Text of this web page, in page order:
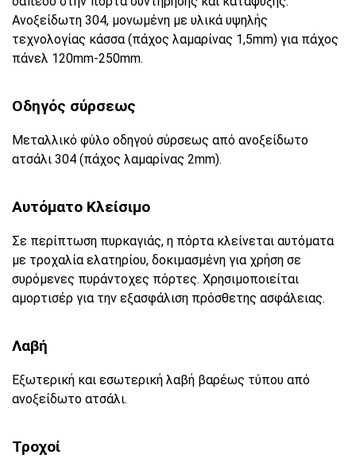
Ανοξείδωτη 304, μονωμένη με υλικά υψηλής
τεχνολογίας κάσσα (πάχος λαμαρίνας 1,5mm) για πάχος
πάνελ 120mm-250mm.
Οδηγός σύρσεως
Μεταλλικό φύλο οδηγού σύρσεως από ανοξείδωτο
ατσάλι 304 (πάχος λαμαρίνας 2mm).
Αυτόματο Κλείσιμο
Σε περίπτωση πυρκαγιάς, η πόρτα κλείνεται αυτόματα
με τροχαλία ελατηρίου, δοκιμασμένη για χρήση σε
συρόμενες πυράντοχες πόρτες. Χρησιμοποιείται
αμορτισέρ για την εξασφάλιση πρόσθετης ασφάλειας.
Λαβή
Εξωτερική και εσωτερική λαβή βαρέως τύπου από
ανοξείδωτο ατσάλι.
Τροχοί